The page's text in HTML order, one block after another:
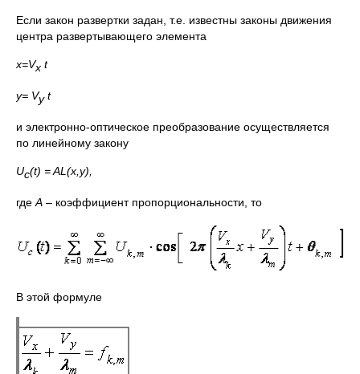
Если закон развертки задан, т.е. известны законы движения
центра развертывающего элемента
x=Vx t
y= Vy t
и электронно-оптическое преобразование осуществляется
по линейному закону
Uc(t) =AL (x y),
где A – коэффициент пропорциональности, то
В этой формуле